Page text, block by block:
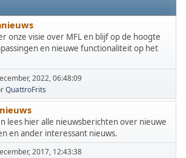
onze visie over MFL en blijf op de hoogte
en nieuwe functionaliteit op het
2022, 06:48:09
QuattroFrits
lees hier alle nieuwsberichten over nieuwe
en ander interessant nieuws.
2017, 12:43:38